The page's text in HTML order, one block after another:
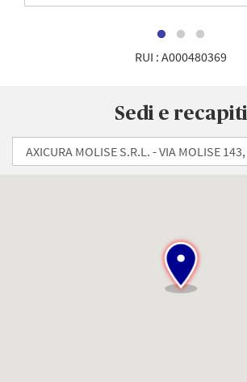
RUI : A000480369
Sedi e recapiti